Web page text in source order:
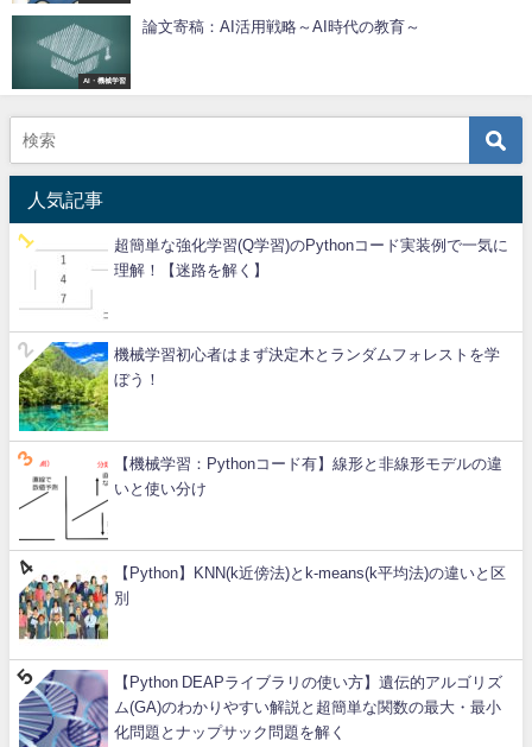
AI・機械学習
論文寄稿：AI活用戦略～AI時代の教育～
人気記事
超簡単な強化学習(Q学習)のPythonコード実装例で一気に
理解！【迷路を解く】
機械学習初心者はまず決定木とランダムフォレストを学
ぼう！
【機械学習：Pythonコード有】線形と非線形モデルの違
いと使い分け
【Python】KNN(k近傍法)とk-means(k平均法)の違いと区
別
【Python DEAPライブラリの使い方】遺伝的アルゴリズ
ム(GA)のわかりやすい解説と超簡単な関数の最大・最小
化問題とナップサック問題を解く